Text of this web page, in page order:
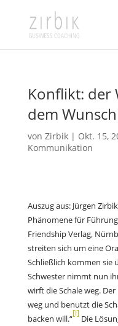
Konflikt: der
dem Wunsch
von Zirbik| Okt. 15,
Kommunikation
Auszug aus: Jürgen
Phänomene für
Friendship Verlag,
streiten sich um eine
Schließlich kommen sie
Schwester nimmt nun
wirft die Schale weg.
weg und benutzt die
backen will.“
[i]
Die